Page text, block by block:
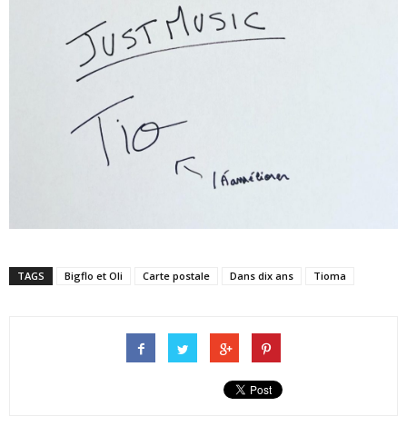
TAGS Bigflo et Oli Carte postale Dans dix ans Tioma